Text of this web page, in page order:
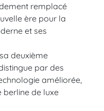
remplacé
ère pour la
et ses
deuxième
par des
améliorée,
berline de luxe